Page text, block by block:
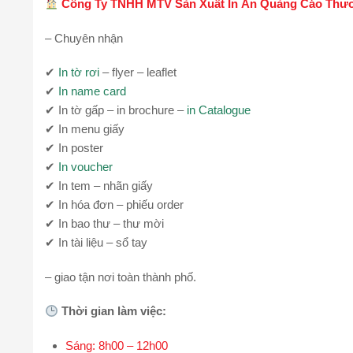
Công Ty TNHH MTV Sản Xuất In Ấn Quảng Cáo
– Chuyên nhận
✔ In tờ rơi – flyer – leaflet
✔ In name card
✔ In tờ gấp – in brochure – in Catalogue
✔ In menu giấy
✔ In poster
✔ In voucher
✔ In tem – nhãn giấy
✔ In hóa đơn – phiếu order
✔ In bao thư – thư mời
✔ In tài liệu – sổ tay
– giao tận nơi toàn thành phố.
Thời gian làm việc:
Sáng: 8h00 – 12h00